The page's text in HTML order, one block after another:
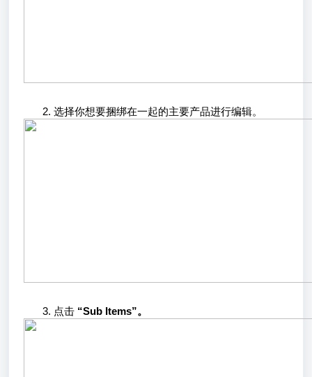
选择你想要捆绑在一起的主要产品进行编辑。
点击 “Sub Items”。